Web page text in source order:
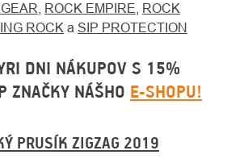
ROCK EMPIRE ROCK
ROCK a SIP PROTECTION
DNI NÁKUPOV S 15%
ZNAČKY NÁŠHO E-SHOPU!
PRUSÍK ZIGZAG 2019